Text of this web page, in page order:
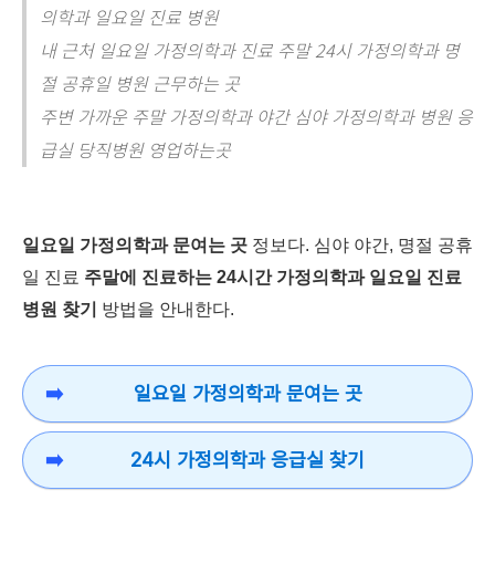
의학과 일요일 진료 병원
내 근처 일요일 가정의학과 진료 주말 24시 가정의학과 명
절 공휴일 병원 근무하는 곳
주변 가까운 주말 가정의학과 야간 심야 가정의학과 병원 응
급실 당직병원 영업하는곳
일요일 가정의학과 문여는 곳 정보다. 심야 야간, 명절 공휴
일 진료 주말에 진료하는 24시간 가정의학과 일요일 진료
병원 찾기
방법을 안내한다.
일요일 가정의학과 문여는 곳
24시 가정의학과 응급실 찾기